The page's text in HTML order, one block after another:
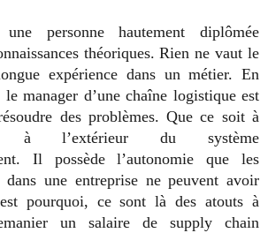
personne hautement diplômée
théoriques. Rien ne vaut le
expérience dans un métier. En
manager d’une chaîne logistique est
des problèmes. Que ce soit à
à l’extérieur du système
Il possède l’autonomie que les
dans une entreprise ne peuvent avoir
pourquoi, ce sont là des atouts à
un salaire de supply chain